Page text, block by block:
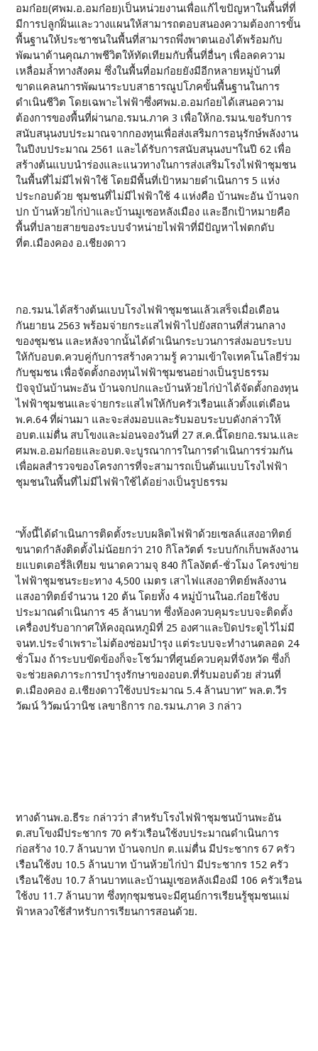
อมก๋อย(ศพม.อ.อมก๋อย)เป็นหน่วยงานเพื่อแก้ไขปัญหาในพื้นที่ที่
มีการปลูกฝิ่นและวางแผนให้สามารถตอบสนองความต้องการขั้น
พื้นฐานให้ประชาชนในพื้นที่สามารถพึ่งพาตนเองได้พร้อมกับ
พัฒนาด้านคุณภาพชีวิตให้ทัดเทียมกับพื้นที่อื่นๆ เพื่อลดความ
เหลื่อมล้ำทางสังคม ซึ่งในพื้นที่อมก๋อยยังมีอีกหลายหมู่บ้านที่
ขาดแคลนการพัฒนาระบบสาธารณูปโภคขั้นพื้นฐานในการ
ดำเนินชีวิต โดยเฉพาะไฟฟ้าซึ่งศพม.อ.อมก๋อยได้เสนอความ
ต้องการของพื้นที่ผ่านกอ.รมน.ภาค 3 เพื่อให้กอ.รมน.ขอรับการ
สนับสนุนงบประมาณจากกองทุนเพื่อส่งเสริมการอนุรักษ์พลังงาน
ในปีงบประมาณ 2561 และได้รับการสนับสนุนงบฯในปี 62 เพื่อ
สร้างต้นแบบนำร่องและแนวทางในการส่งเสริมโรงไฟฟ้าชุมชน
ในพื้นที่ไม่มีไฟฟ้าใช้ โดยมีพื้นที่เป้าหมายดำเนินการ 5 แห่ง
ประกอบด้วย ชุมชนที่ไม่มีไฟฟ้าใช้ 4 แห่งคือ บ้านพะอัน บ้านจก
ปก บ้านห้วยไก่ป่าและบ้านมูเซอหลังเมือง และอีกเป้าหมายคือ
พื้นที่ปลายสายของระบบจำหน่ายไฟฟ้าที่มีปัญหาไฟตกดับ
ที่ต.เมืองคอง อ.เชียงดาว
กอ.รมน.ได้สร้างต้นแบบโรงไฟฟ้าชุมชนแล้วเสร็จเมื่อเดือน
กันยายน 2563 พร้อมจ่ายกระแสไฟฟ้าไปยังสถานที่ส่วนกลาง
ของชุมชน และหลังจากนั้นได้ดำเนินกระบวนการส่งมอบระบบ
ให้กับอบต.ควบคู่กับการสร้างความรู้ ความเข้าใจเทคโนโลยีร่วม
กับชุมชน เพื่อจัดตั้งกองทุนไฟฟ้าชุมชนอย่างเป็นรูปธรรม
ปัจจุบันบ้านพะอัน บ้านจกปกและบ้านห้วยไก่ป่าได้จัดตั้งกองทุน
ไฟฟ้าชุมชนและจ่ายกระแสไฟให้กับครัวเรือนแล้วตั้งแต่เดือน
พ.ค.64 ที่ผ่านมา และจะส่งมอบและรับมอบระบบดังกล่าวให้
อบต.แม่ตื่น สบโขงและม่อนจองวันที่ 27 ส.ค.นี้โดยกอ.รมน.และ
ศมพ.อ.อมก๋อยและอบต.จะบูรณาการในการดำเนินการร่วมกัน
เพื่อผลสำรวจของโครงการที่จะสามารถเป็นต้นแบบโรงไฟฟ้า
ชุมชนในพื้นที่ไม่มีไฟฟ้าใช้ได้อย่างเป็นรูปธรรม
“ทั้งนี้ได้ดำเนินการติดตั้งระบบผลิตไฟฟ้าด้วยเซลล์แสงอาทิตย์
ขนาดกำลังติดตั้งไม่น้อยกว่า 210 กิโลวัตต์ ระบบกักเก็บพลังงาน
ยแบตเตอรี่ลิเทียม ขนาดความจุ 840 กิโลงัตต์-ชั่วโมง โครงข่าย
ไฟฟ้าชุมชนระยะทาง 4,500 เมตร เสาไฟแสงอาทิตย์พลังงาน
แสงอาทิตย์จำนวน 120 ต้น โดยทั้ง 4 หมู่บ้านในอ.ก๋อยใช้งบ
ประมาณดำเนินการ 45 ล้านบาท ซึ่งห้องควบคุมระบบจะติดตั้ง
เครื่องปรับอากาศให้คงอุณหภูมิที่ 25 องศาและปิดประตูไว้ไม่มี
จนท.ประจำเพราะไม่ต้องซ่อมบำรุง แต่ระบบจะทำงานตลอด 24
ชั่วโมง ถ้าระบบขัดข้องก็จะโชว์มาที่ศูนย์ควบคุมที่จังหวัด ซึ่งก็
จะช่วยลดภาระการบำรุงรักษาของอบต.ที่รับมอบด้วย ส่วนที่
ต.เมืองคอง อ.เชียงดาวใช้งบประมาณ 5.4 ล้านบาท” พล.ต.วีร
วัฒน์ วิวัฒน์วานิช เลขาธิการ กอ.รมน.ภาค 3 กล่าว
ทางด้านพ.อ.ธีระ กล่าวว่า สำหรับโรงไฟฟ้าชุมชนบ้านพะอัน
ต.สบโขงมีประชากร 70 ครัวเรือนใช้งบประมาณดำเนินการ
ก่อสร้าง 10.7 ล้านบาท บ้านจกปก ต.แม่ตื่น มีประชากร 67 ครัว
เรือนใช้งบ 10.5 ล้านบาท บ้านห้วยไก่ป่า มีประชากร 152 ครัว
เรือนใช้งบ 10.7 ล้านบาทและบ้านมูเซอหลังเมืองมี 106 ครัวเรือน
ใช้งบ 11.7 ล้านบาท ซึ่งทุกชุมชนจะมีศูนย์การเรียนรู้ชุมชนแม่
ฟ้าหลวงใช้สำหรับการเรียนการสอนด้วย.